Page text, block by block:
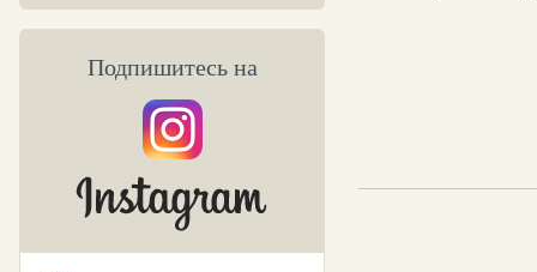
Подпишитесь на